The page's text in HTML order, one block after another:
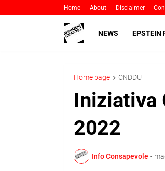
Home About Disclaimer
NEWS EPSTEIN
Home page CNDDU
Iniziativa
2022
Info Consapevole -